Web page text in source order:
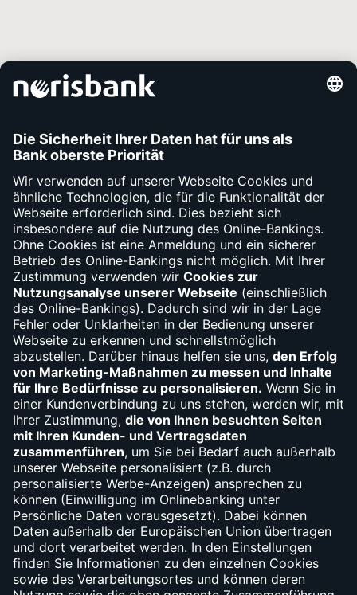
Unsere Services
Kontakt
Bargeld
Debit- und Kreditkartensperre
(030) 310-66010
Widerruf
Vertrag widerrufen